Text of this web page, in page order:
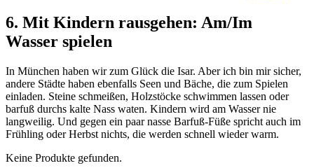
6. Mit Kindern rausgehen: Am/Im
Wasser spielen
In München haben wir zum Glück die Isar. Aber ich bin mir sicher,
andere Städte haben ebenfalls Seen und Bäche, die zum Spielen
einladen. Steine schmeißen, Holzstöcke schwimmen lassen oder
barfuß durchs kalte Nass waten. Kindern wird am Wasser nie
langweilig. Und gegen ein paar nasse Barfuß-Füße spricht auch im
Frühling oder Herbst nichts, die werden schnell wieder warm.
Keine Produkte gefunden.